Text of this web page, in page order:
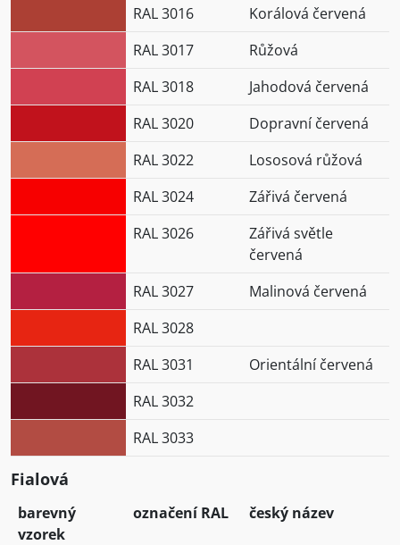
RAL 3016
Korálová červená
RAL 3017
Růžová
RAL 3018
Jahodová červená
RAL 3020
Dopravní červená
RAL 3022
Lososová růžová
RAL 3024
Zářivá červená
RAL 3026
Zářivá světle
červená
RAL 3027
Malinová červená
RAL 3028
RAL 3031
Orientální červená
RAL 3032
RAL 3033
Fialová
barevný
vzorek
označení RAL český název